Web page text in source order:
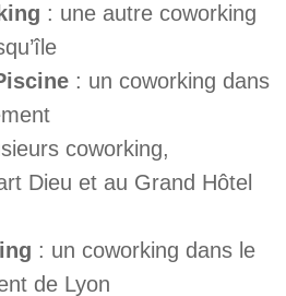
: une autre coworking
: un coworking dans
coworking,
Dieu et au Grand Hôtel
: un coworking dans le
de Lyon